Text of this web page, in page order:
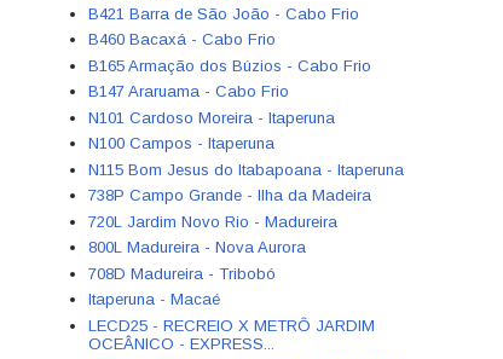
B421 Barra de São João - Cabo Frio
B460 Bacaxá - Cabo Frio
B165 Armação dos Búzios - Cabo Frio
B147 Araruama - Cabo Frio
N101 Cardoso Moreira - Itaperuna
N100 Campos - Itaperuna
N115 Bom Jesus do Itabapoana - Itaperuna
738P Campo Grande - Ilha da Madeira
720L Jardim Novo Rio - Madureira
800L Madureira - Nova Aurora
708D Madureira - Tribobó
Itaperuna - Macaé
LECD25 - RECREIO X METRÔ JARDIM
OCEÂNICO - EXPRESS...